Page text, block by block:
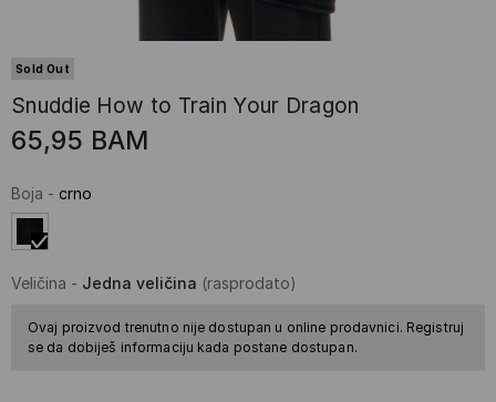
Sold Out
Snuddie How to Train Your Dragon
65,95 BAM
Boja - crno
Veličina - Jedna veličina (rasprodato)
Ovaj proizvod trenutno nije dostupan u online prodavnici. Registruj
se da dobiješ informaciju kada postane dostupan.